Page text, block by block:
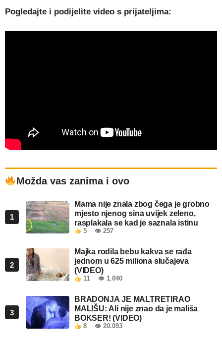
Pogledajte i podijelite video s prijateljima:
Možda vas zanima i ovo
1
Mama nije znala zbog čega je grobno
mjesto njenog sina uvijek zeleno,
rasplakala se kad je saznala istinu
5 👁 257
2
Majka rodila bebu kakva se rađa
jednom u 625 miliona slučajeva
(VIDEO)
11 👁 1.040
3
BRADONJA JE MALTRETIRAO
MALIŠU: Ali nije znao da je mališa
BOKSER! (VIDEO)
8 👁 20.093